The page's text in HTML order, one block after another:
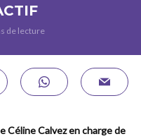
de lecture
Céline Calvez en charge de